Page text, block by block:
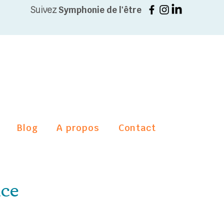
SuivezSymphonie de l'être
Blog A propos Contact